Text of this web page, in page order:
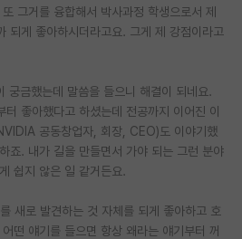
그거를 융합해서 박사과정 학생으로서 제
되게 좋아하시더라고요. 그게 제 강점이라고
궁금했는데 말씀을 들으니 해결이 되네요.
좋아했다고 하셨는데 전공까지 이어진 이
공동창업자, 회장, CEO)도 이야기했
죠. 내가 길을 만들면서 가야 되는 그런 분야
쉽지 않은 일 같거든요.
새로 발견하는 것 자체를 되게 좋아하고 호
떤 얘기를 들으면 항상 왜라는 얘기부터 꺼